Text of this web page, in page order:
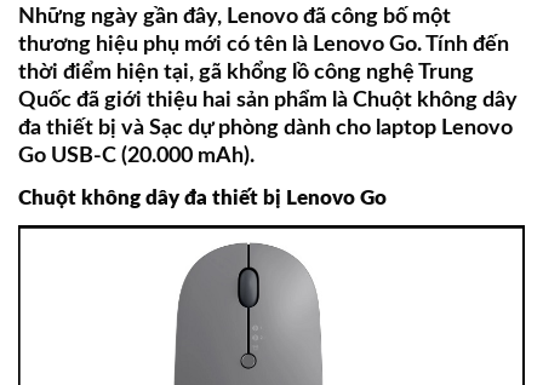
Những ngày gần đây, Lenovo đã công bố một
thương hiệu phụ mới có tên là Lenovo Go. Tính đến
thời điểm hiện tại, gã khổng lồ công nghệ Trung
Quốc đã giới thiệu hai sản phẩm là Chuột không dây
đa thiết bị và Sạc dự phòng dành cho laptop Lenovo
Go USB-C (20.000 mAh).
Chuột không dây đa thiết bị Lenovo Go